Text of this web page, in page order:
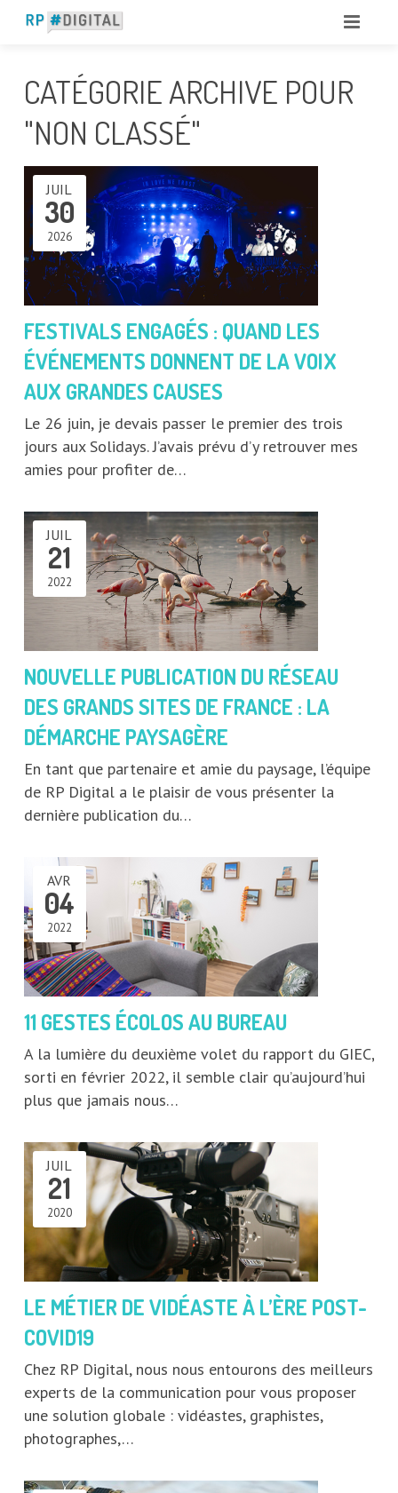
CATÉGORIE ARCHIVE POUR
"NON CLASSÉ"
FESTIVALS ENGAGÉS : QUAND LES
ÉVÉNEMENTS DONNENT DE LA VOIX
AUX GRANDES CAUSES
JUIL
30
2026
Le 26 juin, je devais passer le premier des trois
jours aux Solidays. J’avais prévu d’y retrouver mes
amies pour profiter de…
NOUVELLE PUBLICATION DU RÉSEAU
DES GRANDS SITES DE FRANCE : LA
DÉMARCHE PAYSAGÈRE
JUIL
21
2022
En tant que partenaire et amie du paysage, l’équipe
de RP Digital a le plaisir de vous présenter la
dernière publication du…
11 GESTES ÉCOLOS AU BUREAU
AVR
04
2022
A la lumière du deuxième volet du rapport du GIEC,
sorti en février 2022, il semble clair qu’aujourd’hui
plus que jamais nous…
LE MÉTIER DE VIDÉASTE À L’ÈRE POST-
COVID19
JUIL
21
2020
Chez RP Digital, nous nous entourons des meilleurs
experts de la communication pour vous proposer
une solution globale : vidéastes, graphistes,
photographes,…